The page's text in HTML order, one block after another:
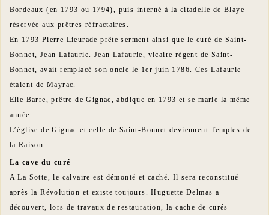
Bordeaux (en 1793 ou 1794), puis interné à la citadelle de Blaye
réservée aux prêtres réfractaires.
En 1793 Pierre Lieurade prête serment ainsi que le curé de Saint-
Bonnet, Jean Lafaurie. Jean Lafaurie, vicaire régent de Saint-
Bonnet, avait remplacé son oncle le 1er juin 1786. Ces Lafaurie
étaient de Mayrac.
Elie Barre, prêtre de Gignac, abdique en 1793 et se marie la même
année.
L’église de Gignac et celle de Saint-Bonnet deviennent Temples de
la Raison.
La cave du curé
A La Sotte, le calvaire est démonté et caché. Il sera reconstitué
après la Révolution et existe toujours. Huguette Delmas a
découvert, lors de travaux de restauration, la cache de curés